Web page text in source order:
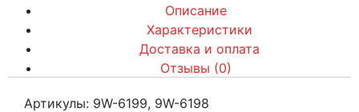
Описание
Характеристики
Доставка и оплата
Отзывы (0)
Артикулы: 9W-6199, 9W-6198